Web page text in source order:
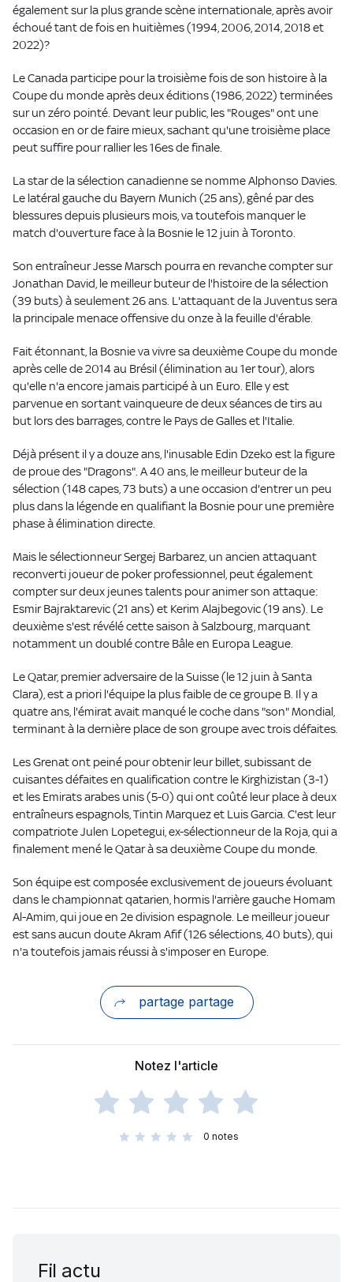
également sur la plus grande scène internationale, après avoir
échoué tant de fois en huitièmes (1994, 2006, 2014, 2018 et
2022)?
Le Canada participe pour la troisième fois de son histoire à la
Coupe du monde après deux éditions (1986, 2022) terminées
sur un zéro pointé. Devant leur public, les "Rouges" ont une
occasion en or de faire mieux, sachant qu'une troisième place
peut suffire pour rallier les 16es de finale.
La star de la sélection canadienne se nomme Alphonso Davies.
Le latéral gauche du Bayern Munich (25 ans), gêné par des
blessures depuis plusieurs mois, va toutefois manquer le
match d'ouverture face à la Bosnie le 12 juin à Toronto.
Son entraîneur Jesse Marsch pourra en revanche compter sur
Jonathan David, le meilleur buteur de l'histoire de la sélection
(39 buts) à seulement 26 ans. L'attaquant de la Juventus sera
la principale menace offensive du onze à la feuille d'érable.
Fait étonnant, la Bosnie va vivre sa deuxième Coupe du monde
après celle de 2014 au Brésil (élimination au 1er tour), alors
qu'elle n'a encore jamais participé à un Euro. Elle y est
parvenue en sortant vainqueure de deux séances de tirs au
but lors des barrages, contre le Pays de Galles et l'Italie.
Déjà présent il y a douze ans, l'inusable Edin Dzeko est la figure
de proue des "Dragons". A 40 ans, le meilleur buteur de la
sélection (148 capes, 73 buts) a une occasion d'entrer un peu
plus dans la légende en qualifiant la Bosnie pour une première
phase à élimination directe.
Mais le sélectionneur Sergej Barbarez, un ancien attaquant
reconverti joueur de poker professionnel, peut également
compter sur deux jeunes talents pour animer son attaque:
Esmir Bajraktarevic (21 ans) et Kerim Alajbegovic (19 ans). Le
deuxième s'est révélé cette saison à Salzbourg, marquant
notamment un doublé contre Bâle en Europa League.
Le Qatar, premier adversaire de la Suisse (le 12 juin à Santa
Clara), est a priori l'équipe la plus faible de ce groupe B. Il y a
quatre ans, l'émirat avait manqué le coche dans "son" Mondial,
terminant à la dernière place de son groupe avec trois défaites.
Les Grenat ont peiné pour obtenir leur billet, subissant de
cuisantes défaites en qualification contre le Kirghizistan (3-1)
et les Emirats arabes unis (5-0) qui ont coûté leur place à deux
entraîneurs espagnols, Tintin Marquez et Luis Garcia. C'est leur
compatriote Julen Lopetegui, ex-sélectionneur de la Roja, qui a
finalement mené le Qatar à sa deuxième Coupe du monde.
Son équipe est composée exclusivement de joueurs évoluant
dans le championnat qatarien, hormis l'arrière gauche Homam
Al-Amim, qui joue en 2e division espagnole. Le meilleur joueur
est sans aucun doute Akram Afif (126 sélections, 40 buts), qui
n'a toutefois jamais réussi à s'imposer en Europe.
partage partage
Notez l'article
0 notes
Fil actu